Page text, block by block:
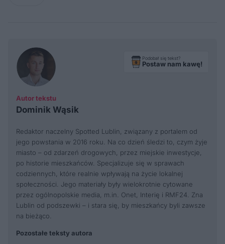
Autor tekstu
Dominik Wąsik
Podobał się tekst?
Postaw nam kawę!
Redaktor naczelny Spotted Lublin, związany z portalem od
jego powstania w 2016 roku. Na co dzień śledzi to, czym żyje
miasto – od zdarzeń drogowych, przez miejskie inwestycje,
po historie mieszkańców. Specjalizuje się w sprawach
codziennych, które realnie wpływają na życie lokalnej
społeczności. Jego materiały były wielokrotnie cytowane
przez ogólnopolskie media, m.in. Onet, Interię i RMF24. Zna
Lublin od podszewki – i stara się, by mieszkańcy byli zawsze
na bieżąco.
Pozostałe teksty autora